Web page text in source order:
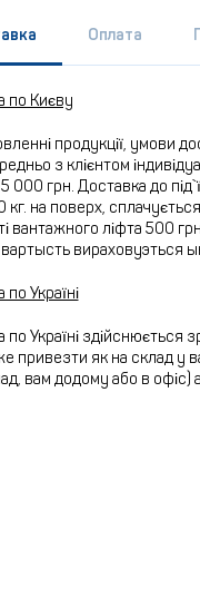
Оплата
по Києву
продукції, умови
з клієнтом
000 грн. Доставка до
кг. на поверх,
вантажного ліфта 500
вираховуэться
Україні
по Україні здійснюється
привезти як на склад у
вам додому або в офіс)